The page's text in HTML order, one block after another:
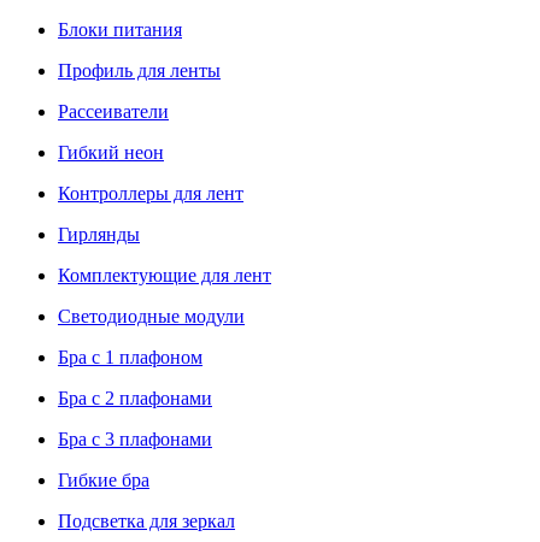
Блоки питания
Профиль для ленты
Рассеиватели
Гибкий неон
Контроллеры для лент
Гирлянды
Комплектующие для лент
Светодиодные модули
Бра с 1 плафоном
Бра с 2 плафонами
Бра с 3 плафонами
Гибкие бра
Подсветка для зеркал